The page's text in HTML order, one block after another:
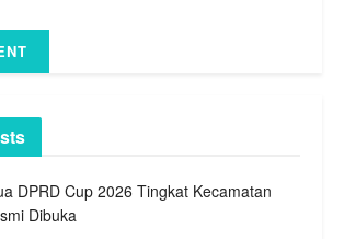
DPRD Cup 2026 Tingkat Kecamatan
Dibuka